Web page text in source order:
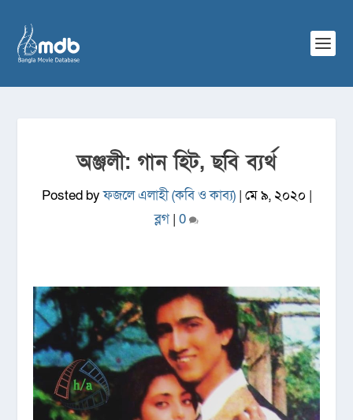
অঞ্জলী: গান হিট, ছবি ব্যর্থ
Posted byফজলে এলাহী (কবি ও কাব্য)| মে ৯, ২০২০ |
ব্লগ | 0